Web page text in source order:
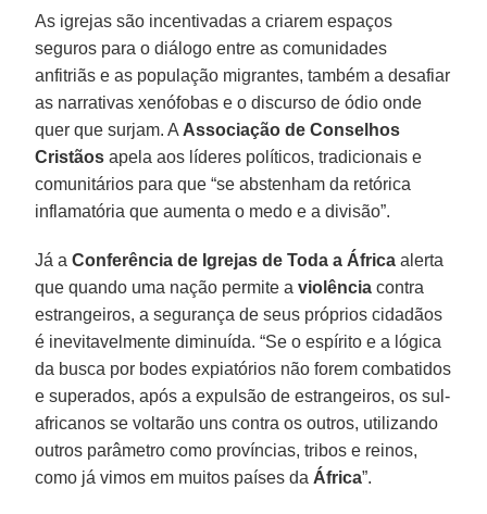
As igrejas são incentivadas a criarem espaços
seguros para o diálogo entre as comunidades
anfitriãs e as população migrantes, também a desafiar
as narrativas xenófobas e o discurso de ódio onde
quer que surjam. A Associação de Conselhos
Cristãos apela aos líderes políticos, tradicionais e
comunitários para que “se abstenham da retórica
inflamatória que aumenta o medo e a divisão”.
Já aConferência de Igrejas de Toda a África alerta
que quando uma nação permite aviolência contra
estrangeiros, a segurança de seus próprios cidadãos
é inevitavelmente diminuída. “Se o espírito e a lógica
da busca por bodes expiatórios não forem combatidos
e superados, após a expulsão de estrangeiros, os sul-
africanos se voltarão uns contra os outros, utilizando
outros parâmetro como províncias, tribos e reinos,
como já vimos em muitos países da África”.